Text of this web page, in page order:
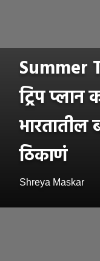
Summer
ट्रिप
ठिकाणं
Shreya Maskar